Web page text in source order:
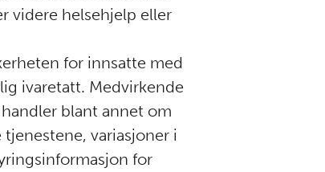
videre helsehjelp eller
for innsatte med
ivaretatt. Medvirkende
blant annet om
variasjoner i
for